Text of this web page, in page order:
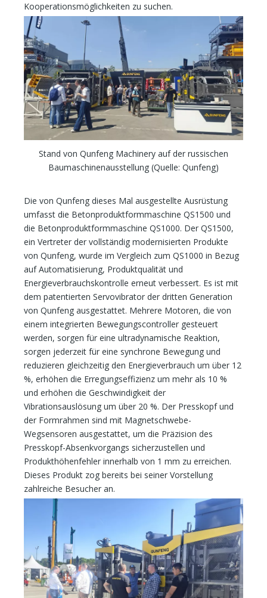
Kooperationsmöglichkeiten zu suchen.
Stand von Qunfeng Machinery auf der russischen
Baumaschinenausstellung (Quelle: Qunfeng)
Die von Qunfeng dieses Mal ausgestellte Ausrüstung
umfasst die Betonproduktformmaschine QS1500 und
die Betonproduktformmaschine QS1000. Der QS1500,
ein Vertreter der vollständig modernisierten Produkte
von Qunfeng, wurde im Vergleich zum QS1000 in Bezug
auf Automatisierung, Produktqualität und
Energieverbrauchskontrolle erneut verbessert. Es ist mit
dem patentierten Servovibrator der dritten Generation
von Qunfeng ausgestattet. Mehrere Motoren, die von
einem integrierten Bewegungscontroller gesteuert
werden, sorgen für eine ultradynamische Reaktion,
sorgen jederzeit für eine synchrone Bewegung und
reduzieren gleichzeitig den Energieverbrauch um über 12
%, erhöhen die Erregungseffizienz um mehr als 10 %
und erhöhen die Geschwindigkeit der
Vibrationsauslösung um über 20 %. Der Presskopf und
der Formrahmen sind mit Magnetschwebe-
Wegsensoren ausgestattet, um die Präzision des
Presskopf-Absenkvorgangs sicherzustellen und
Produkthöhenfehler innerhalb von 1 mm zu erreichen.
Dieses Produkt zog bereits bei seiner Vorstellung
zahlreiche Besucher an.